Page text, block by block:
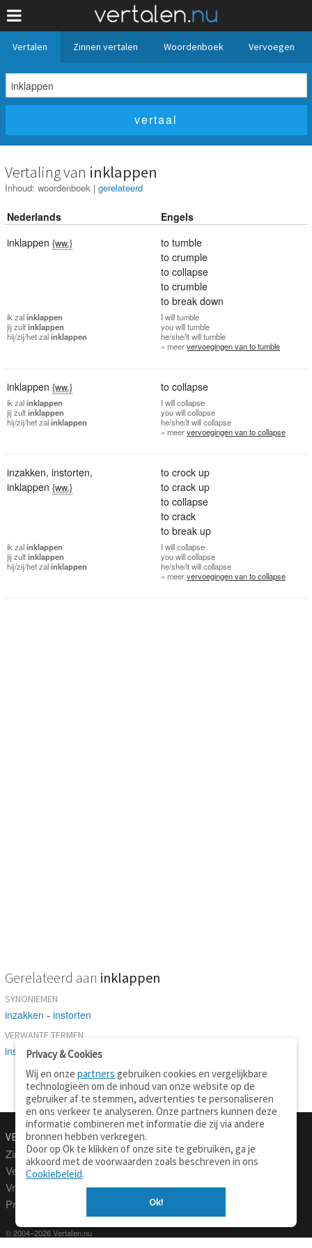
Vertalen Zinnen vertalen Woordenboek Vervoegen
Vertaling van inklappen
Inhoud: woordenboek | gerelateerd
Nederlands
Engels
inklappen {ww.}
to tumble
to crumple
to collapse
to crumble
to break down
ik zalinklappen
jijzultinklappen
hij/zij/hetzalinklappen
I will tumble
youwill tumble
he/she/itwill tumble
» meervervoegingen van to tumble
inklappen {ww.} to collapse
ik zalinklappen
jijzultinklappen
hij/zij/hetzalinklappen
I will collapse
youwill collapse
he/she/itwill collapse
» meervervoegingen van to collapse
inzakken, instorten,
inklappen {ww.}
to crock up
to crack up
to collapse
to crack
to break up
ik zalinklappen
jijzultinklappen
hij/zij/hetzalinklappen
I will collapse
youwill collapse
he/she/itwill collapse
» meervervoegingen van to collapse
Gerelateerd aan inklappen
SYNONIEMEN
inzakken - instorten
VERWANTE TERMEN
instorten-vouwen-veranderen
VERTALEN.NU
Zinnen vertalen
Verklarend woordenboek
Vraagbaak
Professionele vertaling
© 2004–2026 Vertalen.nu
Over deze site
Privacy
Privacy & Cookies
Wij en onzepartners gebruiken cookies en vergelijkbare
technologieën om de inhoud van onze website op de
gebruiker af te stemmen, advertenties te personaliseren
en ons verkeer te analyseren. Onze partners kunnen deze
informatie combineren met informatie die zij via andere
bronnen hebben verkregen.
Door op Ok te klikken of onze site te gebruiken, ga je
akkoord met de voorwaarden zoals beschreven in ons
Cookiebeleid.
Ok!